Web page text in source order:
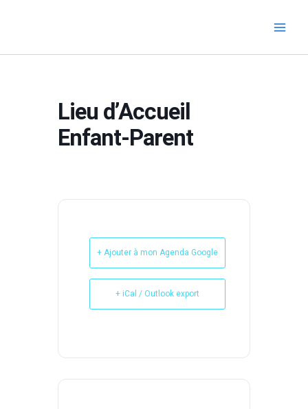
Lieu d’Accueil
Enfant-Parent
+ Ajouter à mon Agenda Google
+ iCal / Outlook export